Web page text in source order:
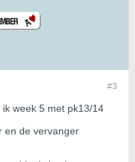
#3
week 5 met pk13/14
en de vervanger